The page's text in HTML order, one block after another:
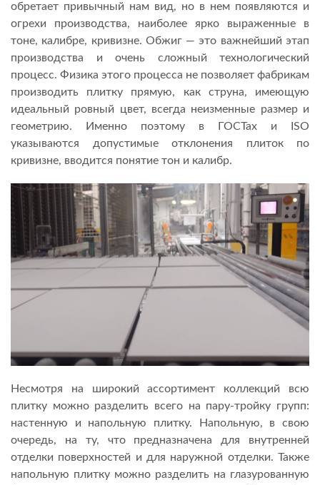
обретает привычный нам вид, но в нем появляются и
огрехи производства, наиболее ярко выраженные в
тоне, калибре, кривизне. Обжиг — это важнейший этап
производства и очень сложный технологический
процесс. Физика этого процесса не позволяет фабрикам
производить плитку прямую, как струна, имеющую
идеальный ровный цвет, всегда неизменные размер и
геометрию. Именно поэтому в ГОСТах и ISO
указываются допустимые отклонения плиток по
кривизне, вводится понятие тон и калибр.
Несмотря на широкий ассортимент коллекций всю
плитку можно разделить всего на пару-тройку групп:
настенную и напольную плитку. Напольную, в свою
очередь, на ту, что предназначена для внутренней
отделки поверхностей и для наружной отделки. Также
напольную плитку можно разделить на глазурованную